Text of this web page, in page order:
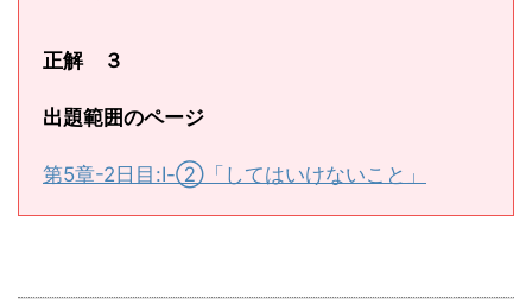
正解 ３
出題範囲のページ
第5章-2日目:Ⅰ-②「してはいけないこと」